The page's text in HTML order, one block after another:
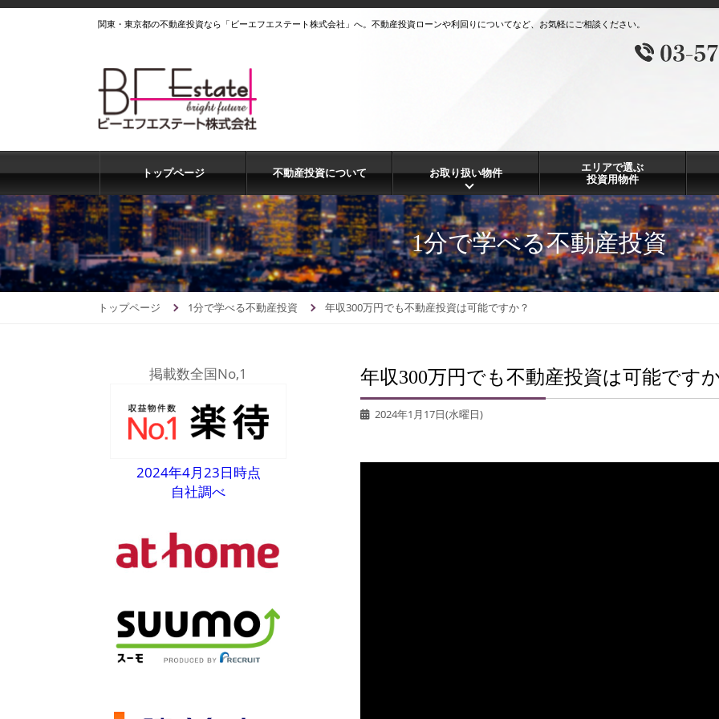
関東・東京都の不動産投資なら「ビーエフエステート株式会社」へ。不動産投資ローンや利回りについてなど、お気軽にご相談ください。
トップページ 不動産投資について お取り扱い物件
エリアで選ぶ
投資用物件
1分で学べる不動産投資
トップページ 1分で学べる不動産投資 年収300万円でも不動産投資は可能ですか？
年収300万円でも不動産投資は可能です
2024年1月17日(水曜日)
掲載数全国No,1
2024年4月23日時点
自社調べ